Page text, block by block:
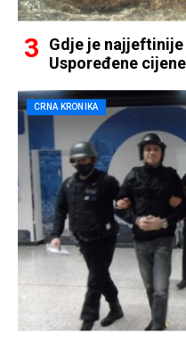
Gdje je
Uspoređene
CRNA KRONIKA